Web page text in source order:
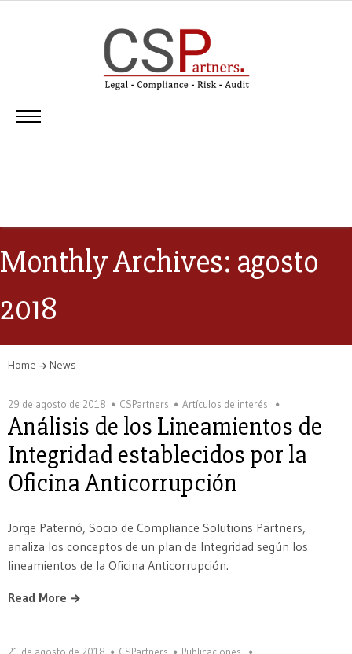
Monthly Archives: agosto
2018
Home News
29 de agosto de 2018 CSPartners Artículos de interés
Análisis de los Lineamientos de
Integridad establecidos por la
Oficina Anticorrupción
Jorge Paternó, Socio de Compliance Solutions Partners,
analiza los conceptos de un plan de Integridad según los
lineamientos de la Oficina Anticorrupción.
Read More
21 de agosto de 2018 CSPartners Publicaciones